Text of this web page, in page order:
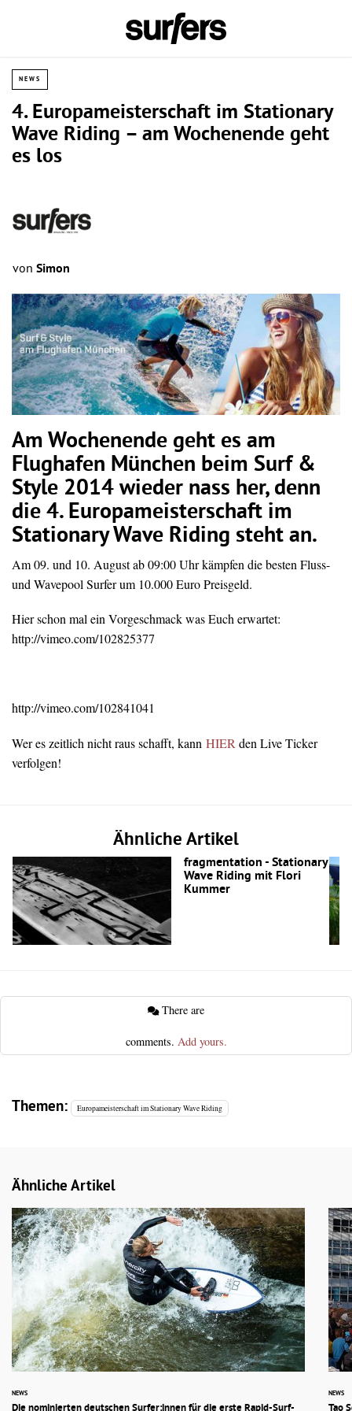
NEWS
4. Europameisterschaft im Stationary
Wave Riding – am Wochenende geht
es los
von Simon
Am Wochenende geht es am
Flughafen München beim Surf &
Style 2014 wieder nass her, denn
die 4. Europameisterschaft im
Stationary Wave Riding steht an.
Am 09. und 10. August ab 09:00 Uhr kämpfen die besten Fluss-
und Wavepool Surfer um 10.000 Euro Preisgeld.
Hier schon mal ein Vorgeschmack was Euch erwartet:
http://vimeo.com/102825377
http://vimeo.com/102841041
Wer es zeitlich nicht raus schafft, kann HIER den Live Ticker
verfolgen!
Ähnliche Artikel
fragmentation - Stationary
Wave Riding mit Flori
Kummer
comments. Add yours.
Themen: Europameisterschaft im Stationary Wave Riding
Ähnliche Artikel
NEWS NEWS